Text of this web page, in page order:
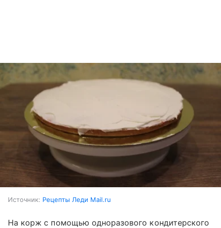
Источник: Рецепты Леди Mail.ru
На корж с помощью одноразового кондитерского